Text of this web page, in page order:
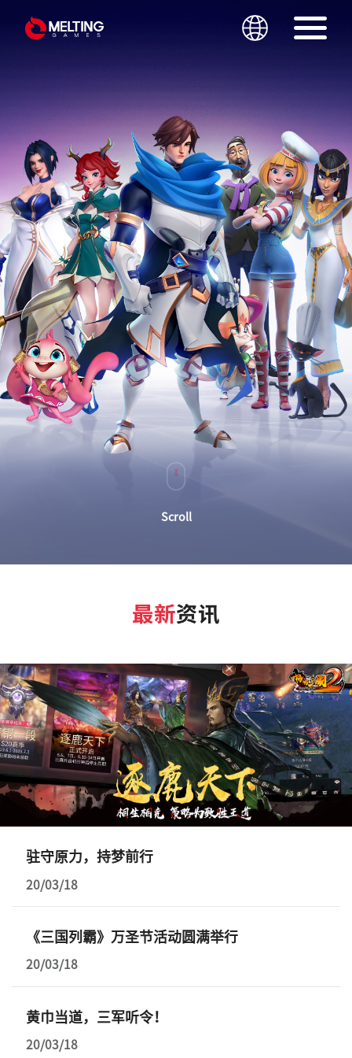
Scroll
驻守原力，持梦前行
20/03/18
《三国列霸》万圣节活动圆满举行
20/03/18
黄巾当道，三军听令！
20/03/18